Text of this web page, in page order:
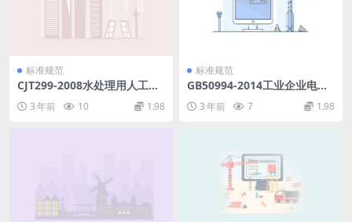
标准规范
CJT299-2008水处理用人工陶
3 年前 10 1.98
标准规范
GB50994-2014工业企业电气
3 年前 7 1.98